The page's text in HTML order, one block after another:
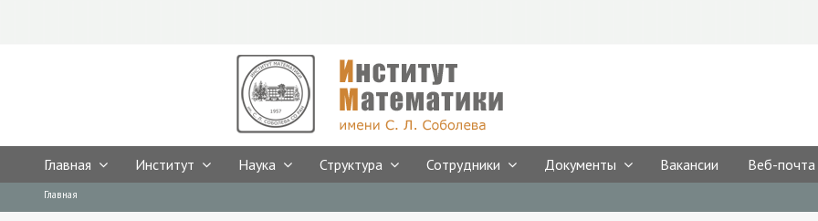
Предыдущая версия сайта
Главная Институт Наука Структура Сотрудники Документы Вакансии Веб-почта
Breadcrumbs
You
are
here:
Главная